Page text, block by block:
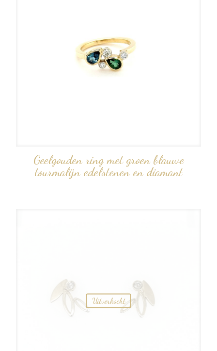
Geelgouden ring met groen blauwe
tourmalijn edelstenen en diamant
Uitverkocht